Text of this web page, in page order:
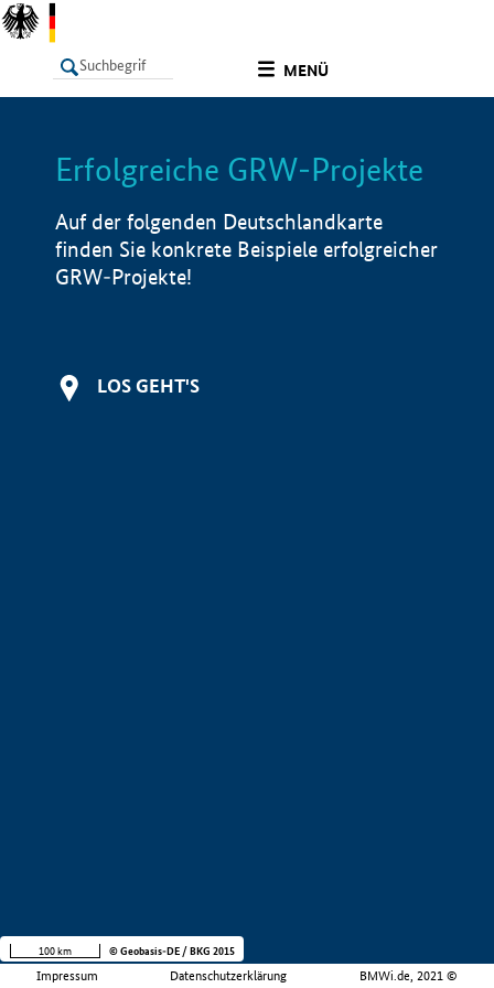
MENÜ
LISTE Info
Erfolgreiche GRW-Projekte
Auf der folgenden Deutschlandkarte
finden Sie konkrete Beispiele erfolgreicher
GRW-Projekte!
LOS GEHT'S
Impressum Datenschutzerklärung BMWi.de, 2021 ©
100 km © Geobasis-DE / BKG 2015